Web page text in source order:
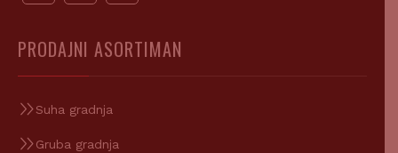
PRODAJNI ASORTIMAN
Suha gradnja
Gruba gradnja